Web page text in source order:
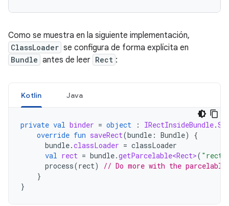
Como se muestra en la siguiente implementación,
ClassLoader se configura de forma explícita en
Bundle antes de leer Rect :
Kotlin Java
private val binder = object : IRectInsideBundle.
override fun saveRect(bundle : Bundle)
{
bundle.classLoader = classLoader
val rect = bundle.getParcelable<Rect>( "rect"
process(rect)
// Do more with the
}
}